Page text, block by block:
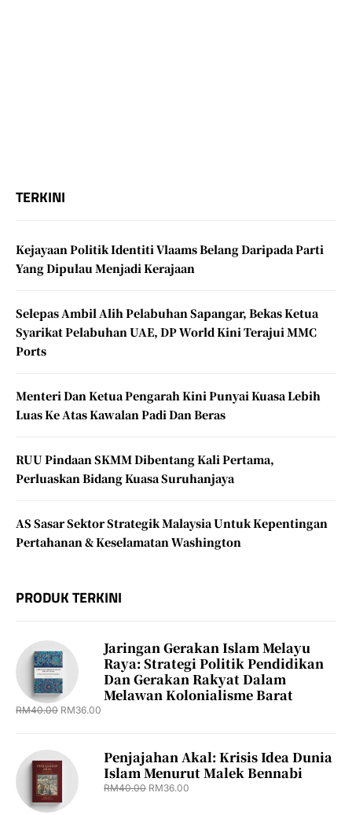
TERKINI
Kejayaan Politik Identiti Vlaams Belang Daripada Parti
Yang Dipulau Menjadi Kerajaan
Selepas Ambil Alih Pelabuhan Sapangar, Bekas Ketua
Syarikat Pelabuhan UAE, DP World Kini Terajui MMC
Ports
Menteri Dan Ketua Pengarah Kini Punyai Kuasa Lebih
Luas Ke Atas Kawalan Padi Dan Beras
RUU Pindaan SKMM Dibentang Kali Pertama,
Perluaskan Bidang Kuasa Suruhanjaya
AS Sasar Sektor Strategik Malaysia Untuk Kepentingan
Pertahanan & Keselamatan Washington
PRODUK TERKINI
Jaringan Gerakan Islam Melayu
Raya: Strategi Politik Pendidikan
Dan Gerakan Rakyat Dalam
Melawan Kolonialisme Barat
RM40.00 RM36.00
Penjajahan Akal: Krisis Idea Dunia
Islam Menurut Malek Bennabi
RM40.00 RM36.00